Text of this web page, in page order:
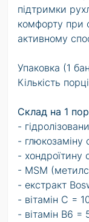
підтримки
комфорту при
активному
Упаковка (1
Кількість
Склад на 1
-
- глюкозаміну
- хондроїтину
- MSM
- екстракт
- вітамін C =
- вітамін B6 =